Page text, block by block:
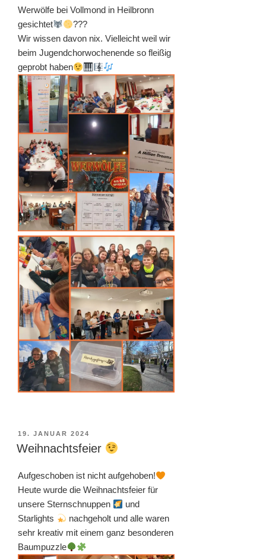
Werwölfe bei Vollmond in Heilbronn
gesichtet
???
Wir wissen davon nix. Vielleicht weil wir
beim Jugendchorwochenende so fleißig
geprobt haben
VERÖFFENTLICHT
AM
19. JANUAR 2024
Weihnachtsfeier
Aufgeschoben ist nicht aufgehoben!
Heute wurde die Weihnachtsfeier für
unsere Sternschnuppen
und
Starlights
nachgeholt und alle waren
sehr kreativ mit einem ganz besonderen
Baumpuzzle